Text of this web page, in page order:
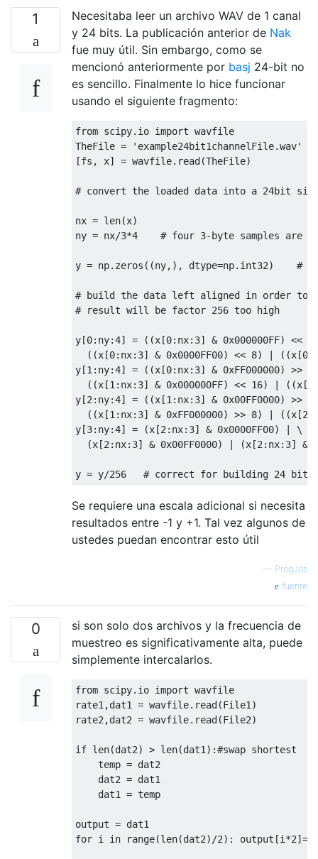
1
Necesitaba leer un archivo WAV de 1 canal
y 24 bits. La publicación anterior de Nak
fue muy útil. Sin embargo, como se
mencionó anteriormente por basj 24-bit no
es sencillo. Finalmente lo hice funcionar
usando el siguiente fragmento:
from scipy.io import wavfile
TheFile =
'example24bit1channelFile.wav'
[fs, x] = wavfile.read(TheFile)
# convert the loaded data into a 24bit
nx = len(x)
ny = nx/3*4 # four 3-byte samples are
y = np.zeros((ny,), dtype=np.int32) #
# build the data left aligned in order to
# result will be factor 256 too high
y[0:ny:4] = ((x[0:nx: 3] & 0x000000FF) <<
  ((x[
0:nx: 3] & 0x0000FF00) << 8) | ((x[0
y[1 :ny:4] = ((x[0:nx: 3] & 0xFF000000) >>
  ((x[
1 :nx: 3] & 0x000000FF) << 16) | ((x[
y[2 :ny:4] = ((x[1 :nx: 3] & 0x00FF0000) >>
  ((x[
1 :nx: 3] & 0xFF000000) >> 8) | ((x[2
y[3:ny:4] = (x[2 :nx: 3] & 0x0000FF00) | \
  (x[
2 :nx: 3] & 0x00FF0000) | (x[2 :nx: 3] &
y = y/256 # correct for building 24 bit
Se requiere una escala adicional si necesita
resultados entre -1 y +1. Tal vez algunos de
ustedes puedan encontrar esto útil
— ProgJos
fuente
0
si son solo dos archivos y la frecuencia de
muestreo es significativamente alta, puede
simplemente intercalarlos.
from scipy.io import wavfile
rate1,dat1 = wavfile.read(File1)
rate2,dat2 = wavfile.read(File2)
if len(dat2) > len(dat1):#swap shortest
    temp = dat2
    dat2 = dat1
    dat1 = temp
for i in range(len(dat2)/2): output[i*2